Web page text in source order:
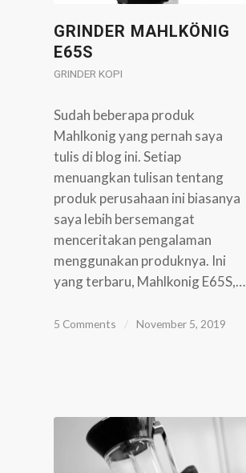
GRINDER MAHLKÖNIG
E65S
GRINDER KOPI
Sudah beberapa produk
Mahlkonig yang pernah saya
tulis di blog ini. Setiap
menuangkan tulisan tentang
produk perusahaan ini biasanya
saya lebih bersemangat
menceritakan pengalaman
menggunakan produknya. Ini
yang terbaru, Mahlkonig E65S,…
5 Comments / November 5, 2019